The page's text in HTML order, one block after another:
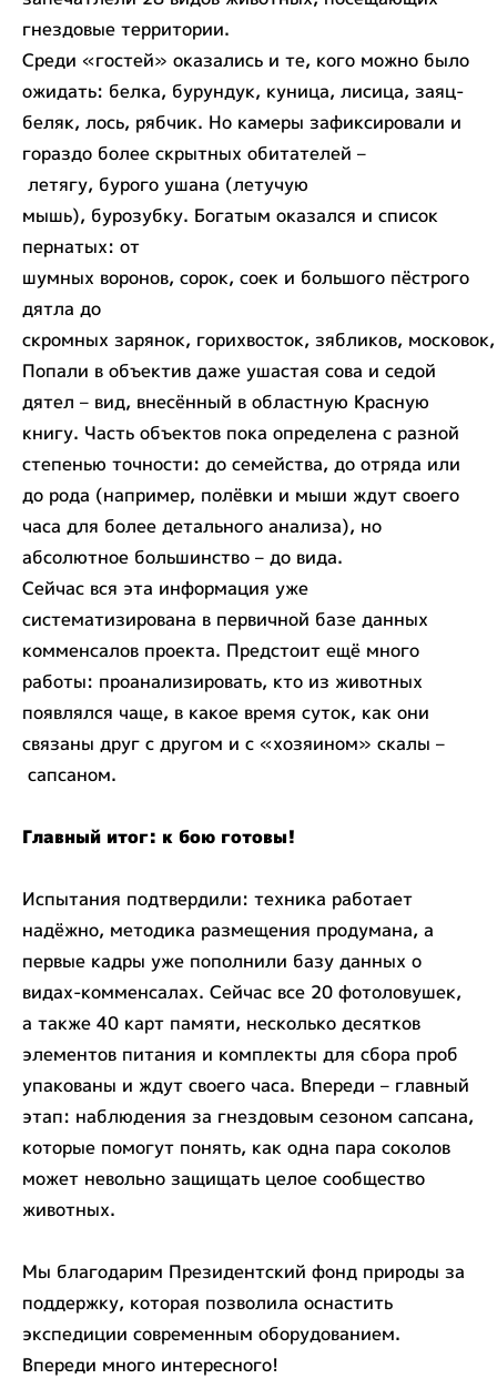
гнездовые территории.
Среди «гостей» оказались и те, кого можно было
ожидать: белка, бурундук, куница, лисица, заяц-
беляк, лось, рябчик. Но камеры зафиксировали и
гораздо более скрытных обитателей –
летягу, бурого ушана (летучую
мышь), бурозубку. Богатым оказался и список
пернатых: от
шумных воронов, сорок, соек и большого пёстрого
дятла до
скромных зарянок, горихвосток, зябликов,
Попали в объектив даже ушастая сова и седой
дятел – вид, внесённый в областную Красную
книгу. Часть объектов пока определена с разной
степенью точности: до семейства, до отряда или
до рода (например, полёвки и мыши ждут своего
часа для более детального анализа), но
абсолютное большинство – до вида.
Сейчас вся эта информация уже
систематизирована в первичной базе данных
комменсалов проекта. Предстоит ещё много
работы: проанализировать, кто из животных
появлялся чаще, в какое время суток, как они
связаны друг с другом и с «хозяином» скалы –
сапсаном.
Главный итог: к бою готовы!
Испытания подтвердили: техника работает
надёжно, методика размещения продумана, а
первые кадры уже пополнили базу данных о
видах-комменсалах. Сейчас все 20 фотоловушек,
а также 40 карт памяти, несколько десятков
элементов питания и комплекты для сбора проб
упакованы и ждут своего часа. Впереди – главный
этап: наблюдения за гнездовым сезоном сапсана,
которые помогут понять, как одна пара соколов
может невольно защищать целое сообщество
животных.
Мы благодарим Президентский фонд природы за
поддержку, которая позволила оснастить
экспедиции современным оборудованием.
Впереди много интересного!